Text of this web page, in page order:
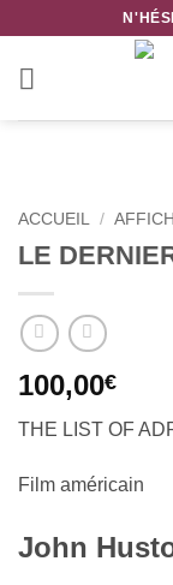
contenu
ACCUEIL /
LE
100,00€
THE LIST OF
Fi lm américain
John